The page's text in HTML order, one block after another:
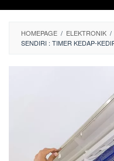
HOMEPAGE / ELEKTRONIK /
SENDIRI : TIMER KEDAP-